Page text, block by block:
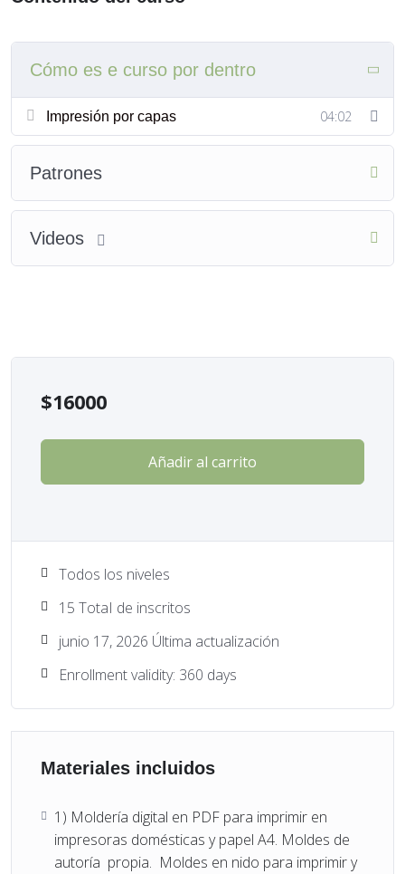
clases ni producción industrial( por eso no es editable ni
apta subimación)si podés producir y vender tus creaciones
en baja escala.
Cómo es e curso por dentro
Impresión por capas 04:02
Patrones
Videos
$16000
Añadir al carrito
Todos los niveles
15 TotaI de inscritos
junio 17, 2026 Última actualización
Enrollment validity: 360 days
Materiales incluidos
1) Moldería digital en PDF para imprimir en
impresoras domésticas y papel A4. Moldes de
autoría propia. Moldes en nido para imprimir y